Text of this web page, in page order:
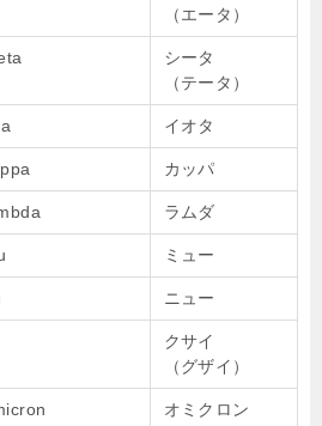
（エータ）
シータ
（テータ）
イオタ
カッパ
ラムダ
ミュー
ニュー
クサイ
（グザイ）
オミクロン